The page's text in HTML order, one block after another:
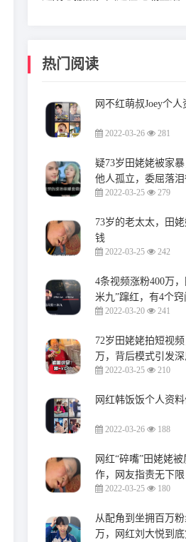
热门阅读
网不红萌叔Joey个人
2022-03-26 281
疑73岁田姥姥被家
他人孤立，委屈落
2022-03-25 279
73岁的老太太，田
钱
2022-03-25 242
4条视频涨粉400万
米九”蹿红，有4个窍
2022-03-20 241
72岁田姥姥拍短视
万，背后模式引发深
2022-03-25 210
网红韩饭饭个人资
2022-03-26 188
网红“碎嘴”田姥姥
作，网友指责无下限
2022-03-25 180
从配角到坐拥百万
万，网红刘大悦到